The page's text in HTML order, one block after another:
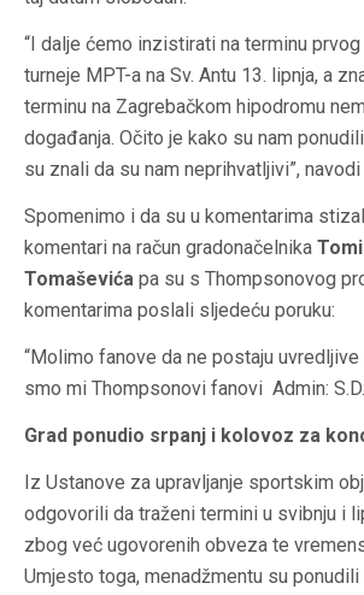
“I dalje ćemo inzistirati na terminu
turneje MPT-a na Sv. Antu 13. lipnja, a
terminu na Zagrebačkom hipodromu
događanja. Očito je kako su nam
su znali da su nam neprihvatljivi”,
Spomenimo i da su u komentarima
komentari na račun gradonačelnika
Tomaševića pa su s Thompsonovog
komentarima poslali sljedeću poruku:
“Molimo fanove da ne postaju
smo mi Thompsonovi fanovi Admin:
Grad ponudio srpanj i kolovoz za
Iz Ustanove za upravljanje sportskim
odgovorili da traženi termini u svibnju i
zbog već ugovorenih obveza te
Umjesto toga, menadžmentu su